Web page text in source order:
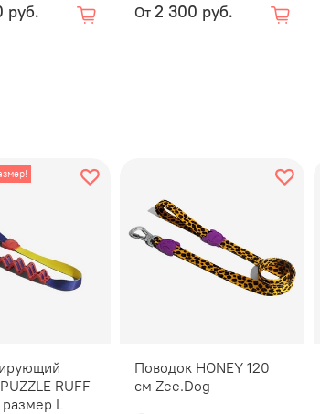
полный
износ и
руб. От 2 300 руб.
RUFF
L
Поводок HONEY 120
см Zee.Dog